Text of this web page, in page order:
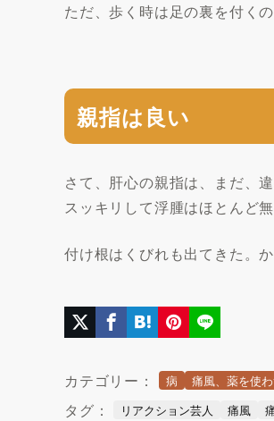
ただ、歩く時は足の裏を付く
親指は良い
さて、肝心の親指は、まだ、
スッキリして浮腫はほとんど
付け根はくびれも出てきた。
カテゴリー： 病 痛風、薬を使
タグ： リアクション芸人 痛風